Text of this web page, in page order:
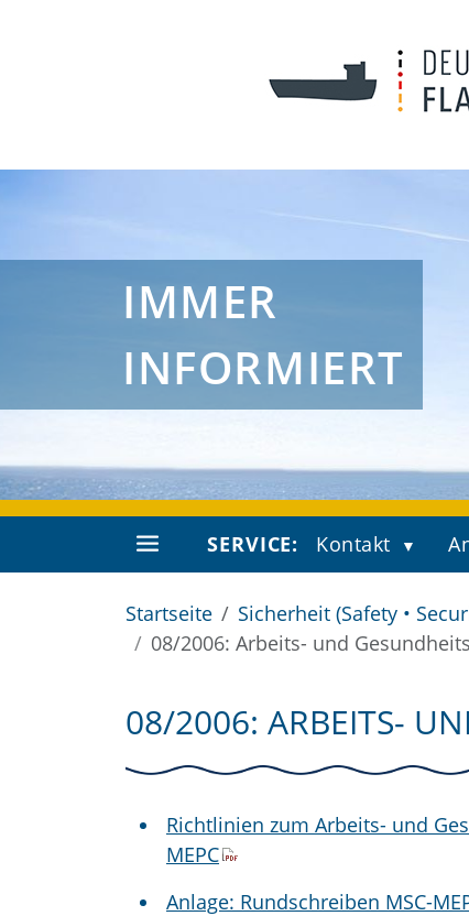
IMMER
INFORMIERT
SERVICE: Kontakt
Startseite Sicherheit (Safety •
08/2006: Arbeits- und
08/2006: ARBEITS-
Richtlinien zum Arbeits- und
MEPC
Anlage: Rundschreiben MSC-